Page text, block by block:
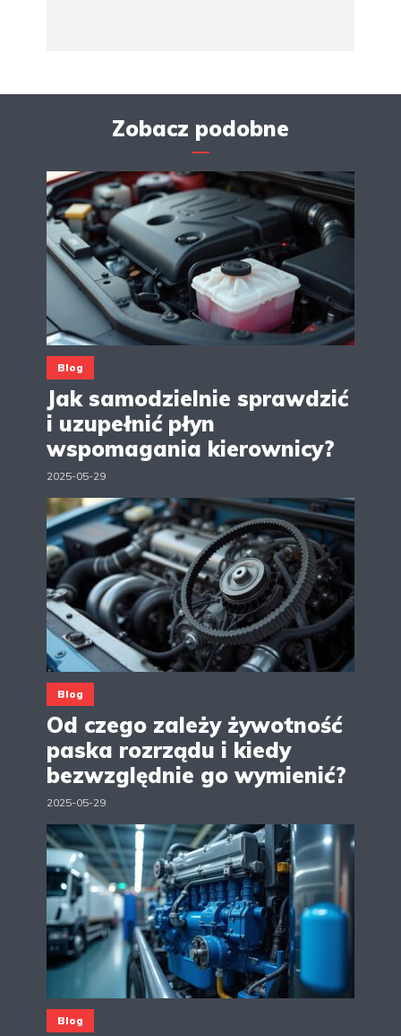
Zobacz podobne
Blog
Jak samodzielnie sprawdzić
i uzupełnić płyn
wspomagania kierownicy?
2025-05-29
Blog
Od czego zależy żywotność
paska rozrządu i kiedy
bezwzględnie go wymienić?
2025-05-29
Blog